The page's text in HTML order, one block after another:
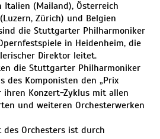
(Mailand), Österreich
Zürich) und Belgien
die Stuttgarter Philharmoniker
in Heidenheim, die
Direktor leitet.
die Stuttgarter Philharmoniker
des Komponisten den „Prix
ihren Konzert-Zyklus mit allen
und weiteren Orchesterwerken
Orchesters ist durch